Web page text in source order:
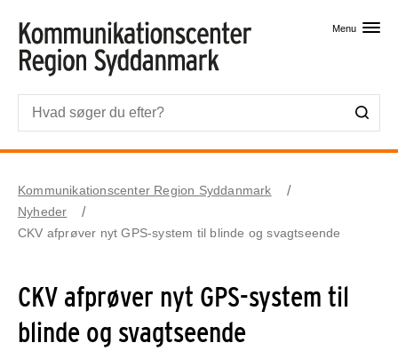
Menu
Kommunikationscenter Region Syddanmark
Nyheder
CKV afprøver nyt GPS-system til blinde og svagtseende
CKV afprøver nyt GPS-system til
blinde og svagtseende